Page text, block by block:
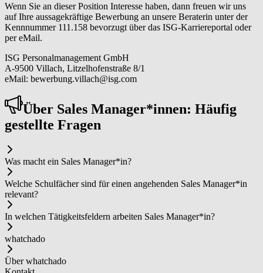
Wenn Sie an dieser Position Interesse haben, dann freuen wir uns
auf Ihre aussagekräftige Bewerbung an unsere Beraterin unter der
Kennnummer 111.158 bevorzugt über das ISG-Karriereportal oder
per eMail.
ISG Personalmanagement GmbH
A-9500 Villach, Litzelhofenstraße 8/1
eMail: bewerbung.villach@isg.com
Über Sa­les ­Ma­na­ger*in­nen: Häufig
gestellte Fragen
Was macht ein Sa­les ­Ma­na­ger*in?
Welche Schulfächer sind für einen angehenden Sa­les ­Ma­na­ger*in
relevant?
In welchen Tätigkeitsfeldern arbeiten Sa­les ­Ma­na­ger*in?
whatchado
Über whatchado